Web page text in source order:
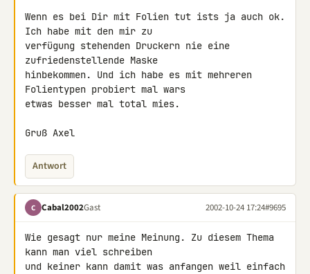
Wenn es bei Dir mit Folien tut ists ja auch ok.
Ich habe mit den mir zu
verfügung stehenden Druckern nie eine
zufriedenstellende Maske
hinbekommen. Und ich habe es mit mehreren
Folientypen probiert mal wars
etwas besser mal total mies.
Gruß Axel
Antwort
C Cabal2002Gast 2002-10-24 17:24#9695
Wie gesagt nur meine Meinung. Zu diesem Thema
kann man viel schreiben
und keiner kann damit was anfangen weil einfach